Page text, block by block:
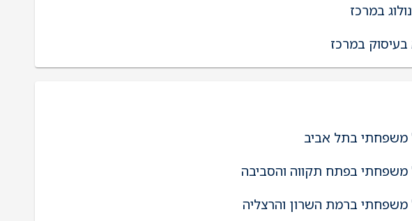
במרכז
במרכז
בתל אביב
בפתח תקווה והסביבה
ברמת השרון והרצליה